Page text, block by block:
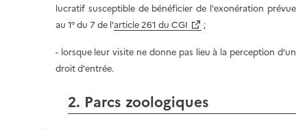
lucratif susceptible de bénéficier de l'exonération prévue
au 1° du 7 de l'article 261 du CGI ;
- lorsque leur visite ne donne pas lieu à la perception d'un
droit d'entrée.
2. Parcs zoologiques